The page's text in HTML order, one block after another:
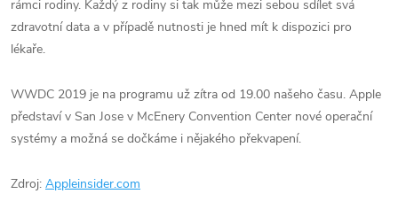
rámci rodiny. Každý z rodiny si tak může mezi sebou sdílet svá
zdravotní data a v případě nutnosti je hned mít k dispozici pro
lékaře.
WWDC 2019 je na programu už zítra od 19.00 našeho času. Apple
představí v San Jose v McEnery Convention Center nové operační
systémy a možná se dočkáme i nějakého překvapení.
Zdroj: Appleinsider.com